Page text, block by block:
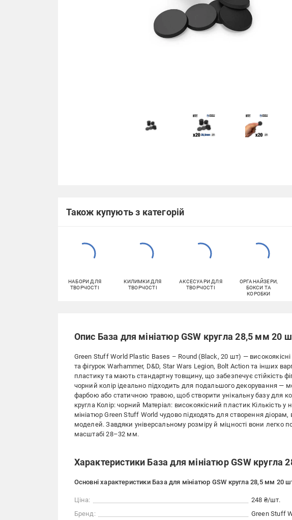
Також купують з категорій
НАБОРИ ДЛЯ
ТВОРЧОСТІ
КИЛИМКИ ДЛЯ
ТВОРЧОСТІ
АКСЕСУАРИ ДЛЯ
ТВОРЧОСТІ
ОРГАНАЙЗЕРИ,
БОКСИ ТА
КОРОБКИ
Опис База для мініатюр GSW кругла 28,5 мм 20
Green Stuff World Plastic Bases – Round (Black, 20 шт) — високоякісні
та фігурок Warhammer, D&D, Star Wars Legion, Bolt Action та інших
пластику та мають стандартну товщину, що забезпечує стійкість
чорний колір ідеально підходить для подальшого декорування —
фарбою або статичною травою, щоб створити унікальну базу для
кругла Колір: чорний Матеріал: високоякісний пластик Кількість у
мініатюр Green Stuff World чудово підходять для створення діорам,
моделей. Завдяки універсальному розміру й міцності вони легко
масштабі 28–32 мм.
Характеристики База для мініатюр GSW
Основні характеристики База для мініатюр GSW кругла 28,5 мм 20
Ціна:
248 ₴/шт.
Бренд:
Green Stuff